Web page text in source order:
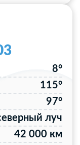
8°
115°
97°
луч
42 000 км